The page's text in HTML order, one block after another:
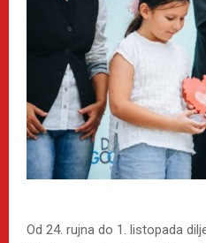
Od 24. rujna do 1. listopada